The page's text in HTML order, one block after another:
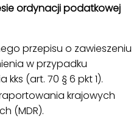
ordynacji podatkowej
przepisu o zawieszeniu
w przypadku
(art. 70 § 6 pkt 1).
krajowych
(MDR).